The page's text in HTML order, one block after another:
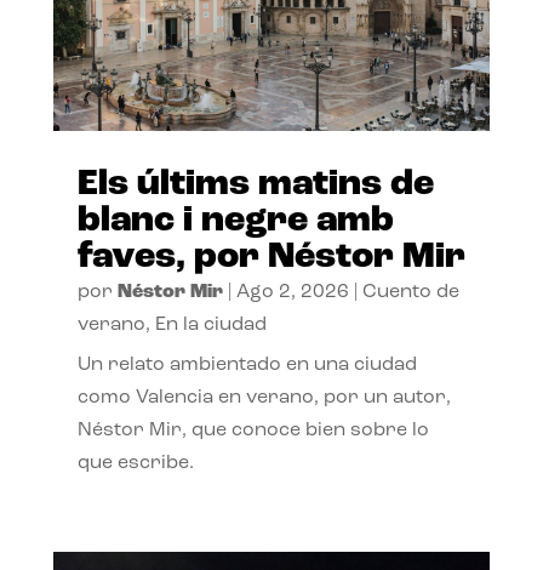
Els últims matins de
blanc i negre amb
faves, por Néstor Mir
por Néstor Mir| Ago 2, 2026
Cuento de
verano, En la ciudad
Un relato ambientado en una ciudad
como Valencia en verano, por un autor,
Néstor Mir, que conoce bien sobre lo
que escribe.